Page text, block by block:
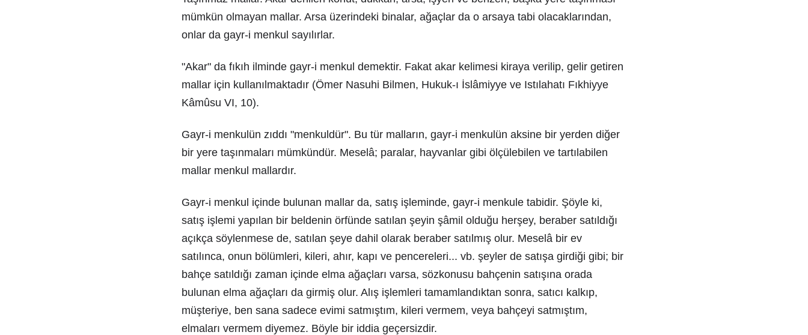
mümkün olmayan mallar. Arsa üzerindeki binalar, ağaçlar da o arsaya tabi olacaklarından,
onlar da gayr-i menkul sayılırlar.
"Akar" da fıkıh ilminde gayr-i menkul demektir. Fakat akar kelimesi kiraya verilip, gelir getiren
mallar için kullanılmaktadır (Ömer Nasuhi Bilmen, Hukuk-ı İslâmiyye ve Istılahatı Fıkhiyye
Kâmûsu VI, 10).
Gayr-i menkulün zıddı "menkuldür". Bu tür malların, gayr-i menkulün aksine bir yerden diğer
bir yere taşınmaları mümkündür. Meselâ; paralar, hayvanlar gibi ölçülebilen ve tartılabilen
mallar menkul mallardır.
Gayr-i menkul içinde bulunan mallar da, satış işleminde, gayr-i menkule tabidir. Şöyle ki,
satış işlemi yapılan bir beldenin örfünde satılan şeyin şâmil olduğu herşey, beraber satıldığı
açıkça söylenmese de, satılan şeye dahil olarak beraber satılmış olur. Meselâ bir ev
satılınca, onun bölümleri, kileri, ahır, kapı ve pencereleri... vb. şeyler de satışa girdiği gibi; bir
bahçe satıldığı zaman içinde elma ağaçları varsa, sözkonusu bahçenin satışına orada
bulunan elma ağaçları da girmiş olur. Alış işlemleri tamamlandıktan sonra, satıcı kalkıp,
müşteriye, ben sana sadece evimi satmıştım, kileri vermem, veya bahçeyi satmıştım,
elmaları vermem diyemez. Böyle bir iddia geçersizdir.